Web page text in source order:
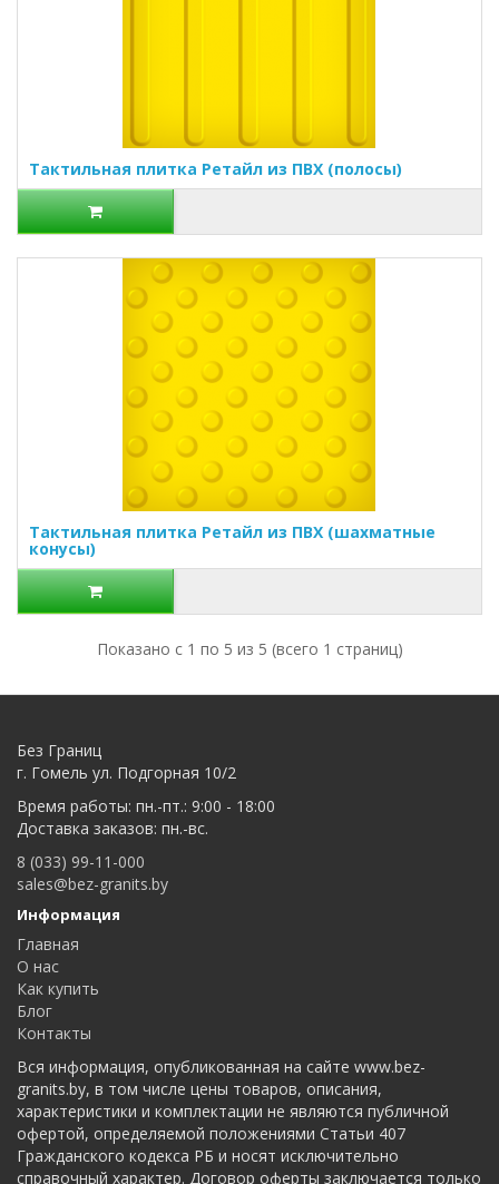
Тактильная плитка Ретайл из ПВХ (полосы)
Тактильная плитка Ретайл из ПВХ (шахматные
конусы)
Показано с 1 по 5 из 5 (всего 1 страниц)
Без Границ
г. Гомель ул. Подгорная 10/2
Время работы: пн.-пт.: 9:00 - 18:00
Доставка заказов: пн.-вс.
8 (033) 99-11-000
sales@bez-granits.by
Информация
Главная
О нас
Как купить
Блог
Контакты
Вся информация, опубликованная на сайте www.bez-
granits.by, в том числе цены товаров, описания,
характеристики и комплектации не являются публичной
офертой, определяемой положениями Статьи 407
Гражданского кодекса РБ и носят исключительно
справочный характер. Договор оферты заключается только